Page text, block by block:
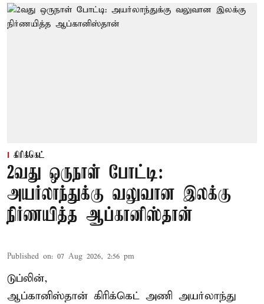
கிரிக்கெட்
2வது ஒருநாள் போட்டி:
அயர்லாந்துக்கு வலுவான இலக்கு
நிர்ணயித்த ஆப்கானிஸ்தான்
Published on: 07 Aug 2026, 2:56 pm
டுப்லின்,
ஆப்கானிஸ்தான் கிரிக்கெட் அணி அயர்லாந்து